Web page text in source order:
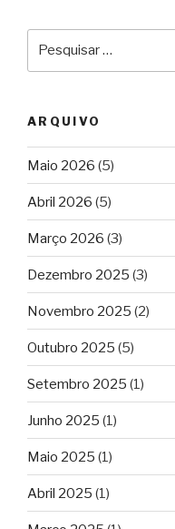
ARQUIVO
Maio 2026 (5)
Abril 2026 (5)
Março 2026 (3)
Dezembro 2025 (3)
Novembro 2025 (2)
Outubro 2025 (5)
Setembro 2025 (1)
Junho 2025 (1)
Maio 2025 (1)
Abril 2025 (1)